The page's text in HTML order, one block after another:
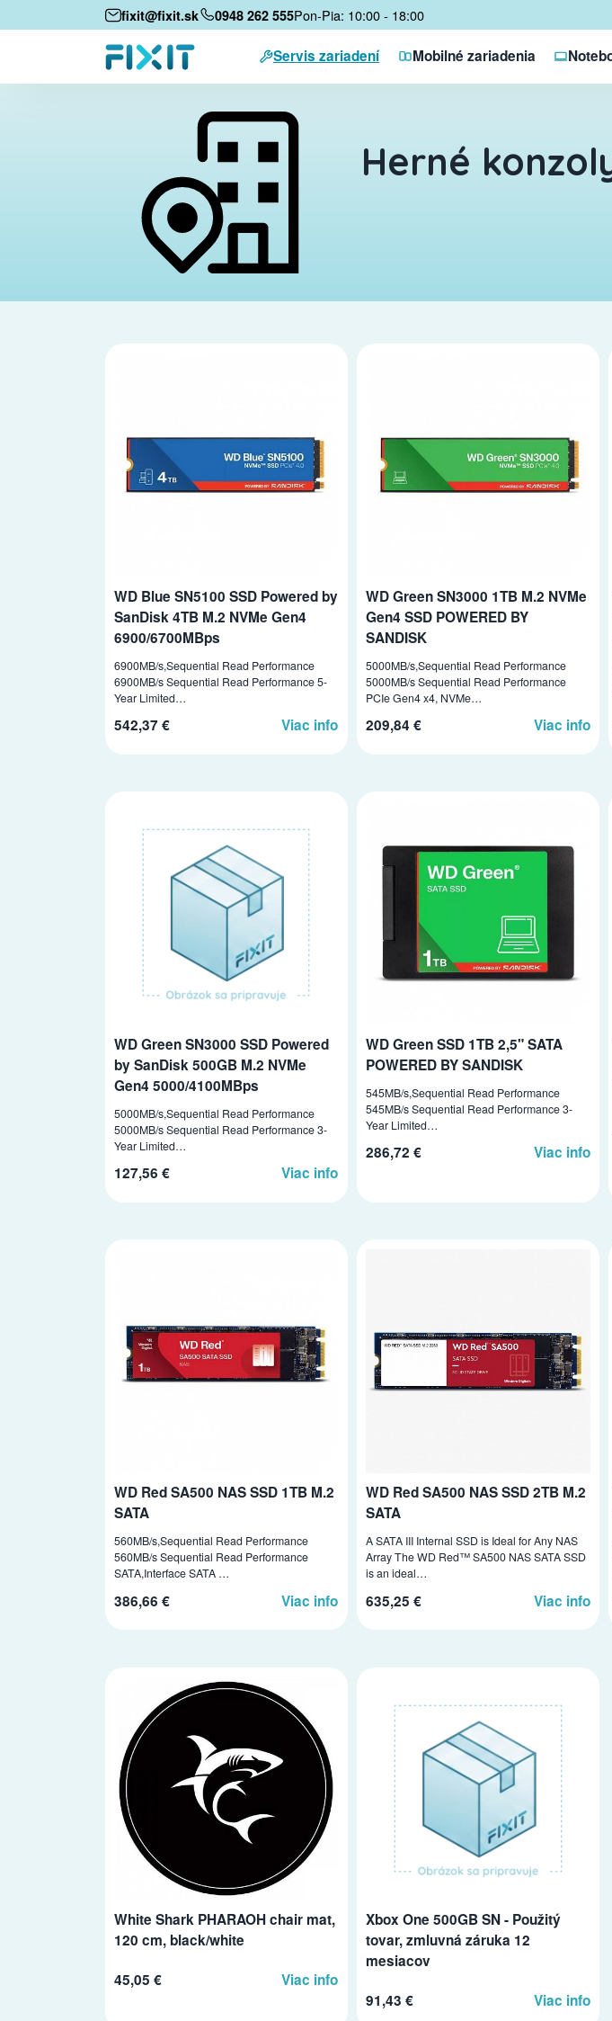
fixit@fixit.sk 0948 262 555Pon-Pia: 10:00 - 18:00
Servis zariadení Mobilné zariadenia
Herné
WD Blue SN5100 SSD Powered by
SanDisk 4TB M.2 NVMe Gen4
6900/6700MBps
6900MB/s,Sequential Read Performance
6900MB/s Sequential Read Performance 5-
Year Limited…
542,37 € Viac info
WD Green SN3000 1TB M.2 NVMe
Gen4 SSD POWERED BY
SANDISK
5000MB/s,Sequential Read Performance
5000MB/s Sequential Read Performance
PCIe Gen4 x4, NVMe…
209,84 € Viac info
WD Green SN3000 SSD Powered
by SanDisk 500GB M.2 NVMe
Gen4 5000/4100MBps
5000MB/s,Sequential Read Performance
5000MB/s Sequential Read Performance 3-
Year Limited…
127,56 € Viac info
WD Green SSD 1TB 2,5" SATA
POWERED BY SANDISK
545MB/s,Sequential Read Performance
545MB/s Sequential Read Performance 3-
Year Limited…
286,72 € Viac info
WD Red SA500 NAS SSD 1TB M.2
SATA
560MB/s,Sequential Read Performance
560MB/s Sequential Read Performance
SATA,Interface SATA …
386,66 € Viac info
WD Red SA500 NAS SSD 2TB M.2
SATA
A SATA III Internal SSD is Ideal for Any NAS
Array The WD Red™ SA500 NAS SATA SSD
is an ideal…
635,25 € Viac info
White Shark PHARAOH chair mat,
120 cm, black/white
45,05 €
Viac info
Xbox One 500GB SN - Použitý
tovar, zmluvná záruka 12
mesiacov
91,43 €
Viac info